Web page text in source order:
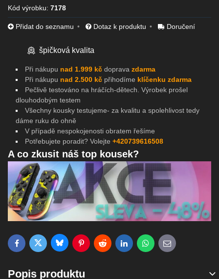
Kód výrobku: 7178
Přidat do seznamu Dotaz k produktu Doručení
špičková kvalita
Při nákupu nad 1.999 kč doprava zdarma
Při nákupu nad 2.500 kč přihodíme klíčenku zdarma
Pečlivě testováno na hráčích-dětech. Výrobek prošel
dlouhodobým testem
Všechny kousky testujeme- za kvalitu a spolehlivost tedy
dáme ruku do ohně
V případě nespokojenosti obratem řešíme
Potřebujete poradit? Volejte +420739616508
A co zkusit náš top kousek?
FacebookTwitterBlueskyPinterestRedditLinkedInWhatsApp
E-mail
Popis produktu